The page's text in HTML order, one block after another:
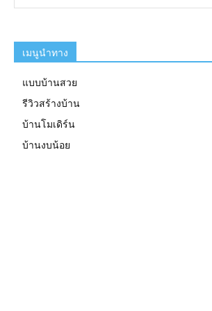
เมนูนำทาง
แบบบ้านสวย
รีวิวสร้างบ้าน
บ้านโมเดิร์น
บ้านงบน้อย